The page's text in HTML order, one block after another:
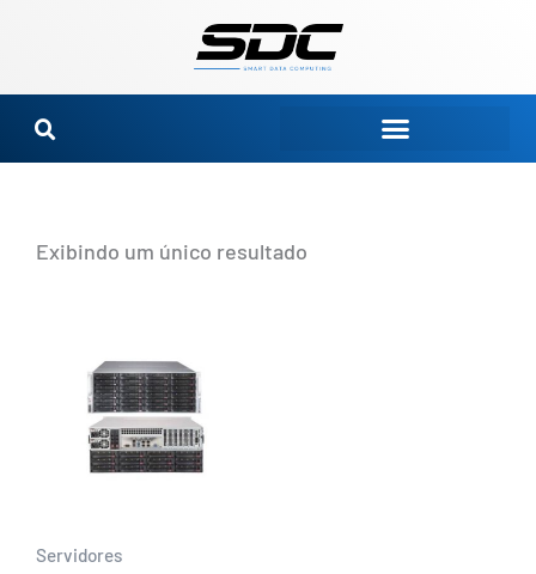
conteúdo
Exibindo um único resultado
Servidores